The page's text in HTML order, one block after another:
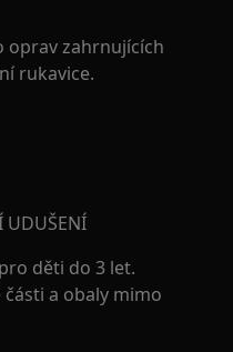
oprav zahrnujících
rukavice.
UDUŠENÍ
děti do 3 let.
a obaly mimo